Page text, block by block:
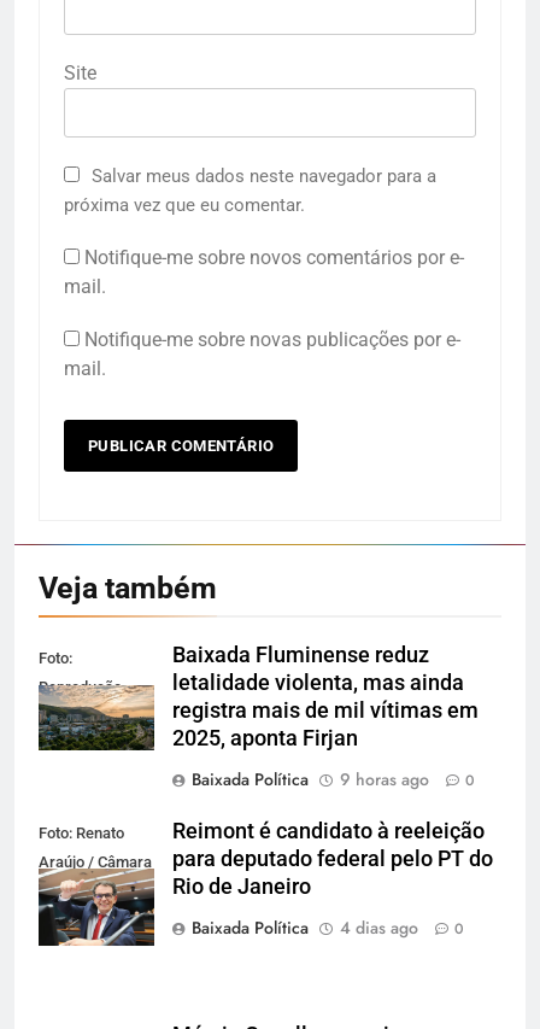
Site
Salvar meus dados neste navegador para a
próxima vez que eu comentar.
Notifique-me sobre novos comentários por e-
mail.
Notifique-me sobre novas publicações por e-
mail.
Veja também
Foto:
Reprodução
Baixada Fluminense reduz
letalidade violenta, mas ainda
registra mais de mil vítimas em
2025, aponta Firjan
Baixada Política
9 horas ago 0
Foto: Renato
Araújo / Câmara
dos Deputados
Reimont é candidato à reeleição
para deputado federal pelo PT do
Rio de Janeiro
Baixada Política
4 dias ago 0